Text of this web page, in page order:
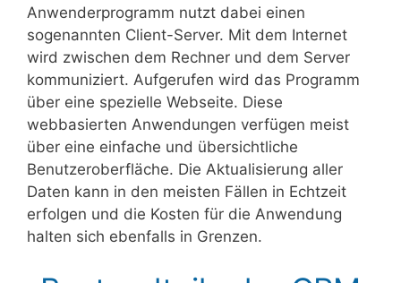
Anwenderprogramm nutzt dabei einen
sogenannten Client-Server. Mit dem Internet
wird zwischen dem Rechner und dem Server
kommuniziert. Aufgerufen wird das Programm
über eine spezielle Webseite. Diese
webbasierten Anwendungen verfügen meist
über eine einfache und übersichtliche
Benutzeroberfläche. Die Aktualisierung aller
Daten kann in den meisten Fällen in Echtzeit
erfolgen und die Kosten für die Anwendung
halten sich ebenfalls in Grenzen.